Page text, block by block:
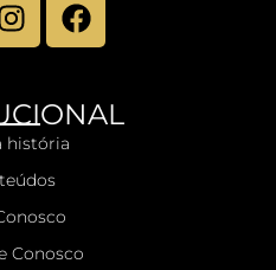
história
Conosco